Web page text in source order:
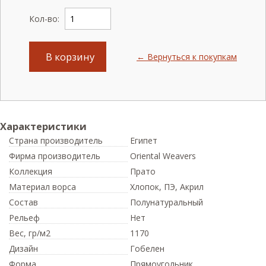
Кол-во:
В корзину ← Вернуться к покупкам
Характеристики
Страна производитель
Египет
Фирма производитель
Oriental Weavers
Коллекция
Прато
Материал ворса
Хлопок, ПЭ, Акрил
Состав
Полунатуральный
Рельеф
Нет
Вес, гр/м2
1170
Дизайн
Гобелен